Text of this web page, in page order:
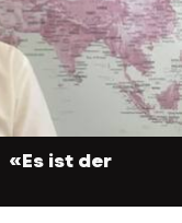
«Es ist der